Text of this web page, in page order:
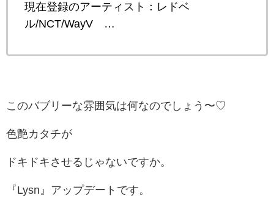
現在登録のアーティスト：レドベ
ル/NCT/WayV …
このバブリーな雰囲気は何なのでしょう〜♡
色艶カタチが
ドキドキさせるじゃないですか。
『Lysn』アップデートです。